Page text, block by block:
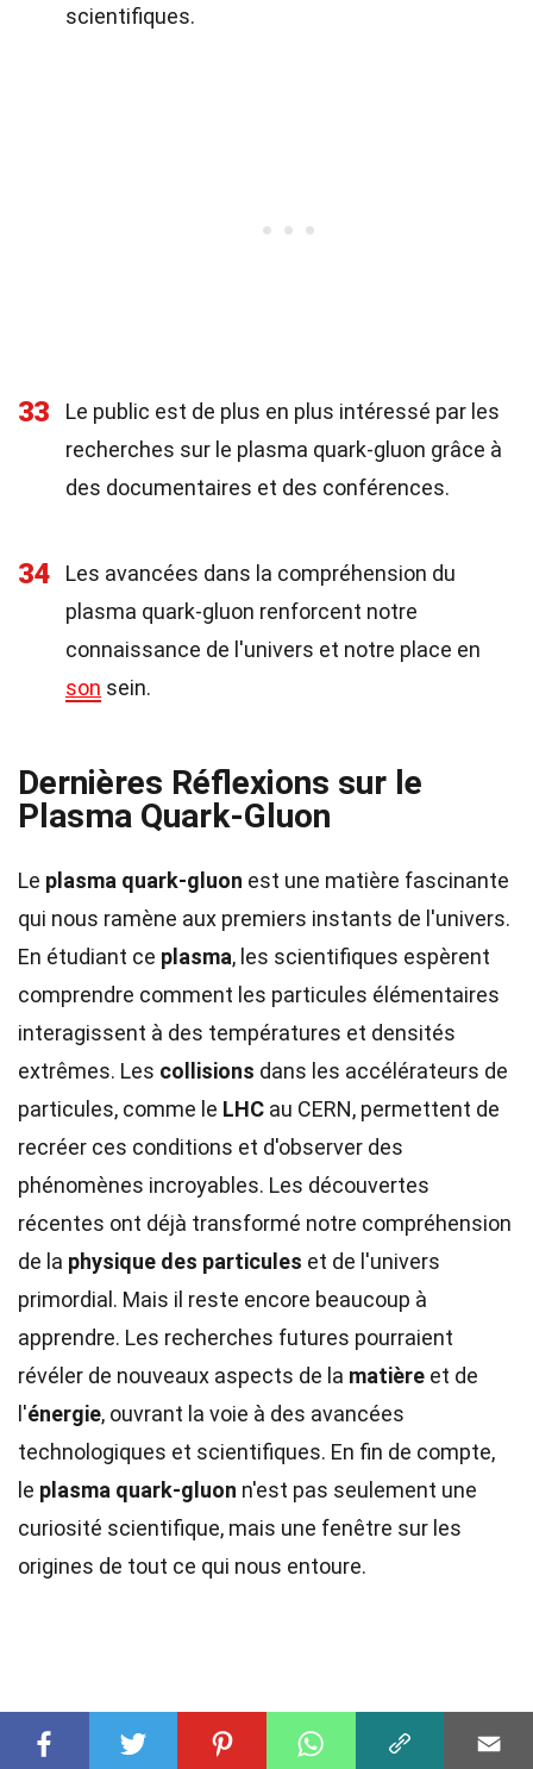
scientifiques.
33
Le public est de plus en plus intéressé par les
recherches sur le plasma quark-gluon grâce à
des documentaires et des conférences.
34
Les avancées dans la compréhension du
plasma quark-gluon renforcent notre
connaissance de l'univers et notre place en
son sein.
Dernières Réflexions sur le
Plasma Quark-Gluon
Le plasma quark-gluon est une matière fascinante
qui nous ramène aux premiers instants de l'univers.
En étudiant ce plasma, les scientifiques espèrent
comprendre comment les particules élémentaires
interagissent à des températures et densités
extrêmes. Les collisions dans les accélérateurs de
particules, comme le LHC au CERN, permettent de
recréer ces conditions et d'observer des
phénomènes incroyables. Les découvertes
récentes ont déjà transformé notre compréhension
de la physique des particules et de l'univers
primordial. Mais il reste encore beaucoup à
apprendre. Les recherches futures pourraient
révéler de nouveaux aspects de la matière et de
l'énergie, ouvrant la voie à des avancées
technologiques et scientifiques. En fin de compte,
le plasma quark-gluon n'est pas seulement une
curiosité scientifique, mais une fenêtre sur les
origines de tout ce qui nous entoure.